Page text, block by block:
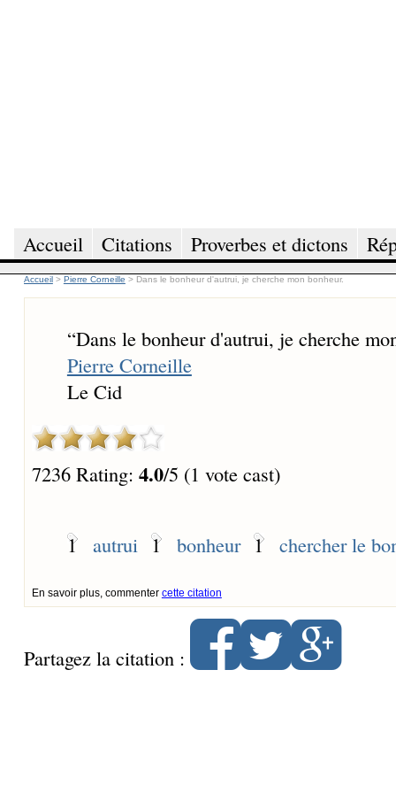
Accueil Citations Proverbes et dictons
Accueil > Pierre Corneille > Dans le bonheur d'autrui, je cherche mon bonheur.
“Dans le bonheur d'autrui, je cherche
Pierre Corneille
Le Cid
7236 Rating: 4.0/5 (1 vote cast)
1 autrui 1 bonheur 1 chercher le
En savoir plus, commenter cette citation
Partagez la citation :